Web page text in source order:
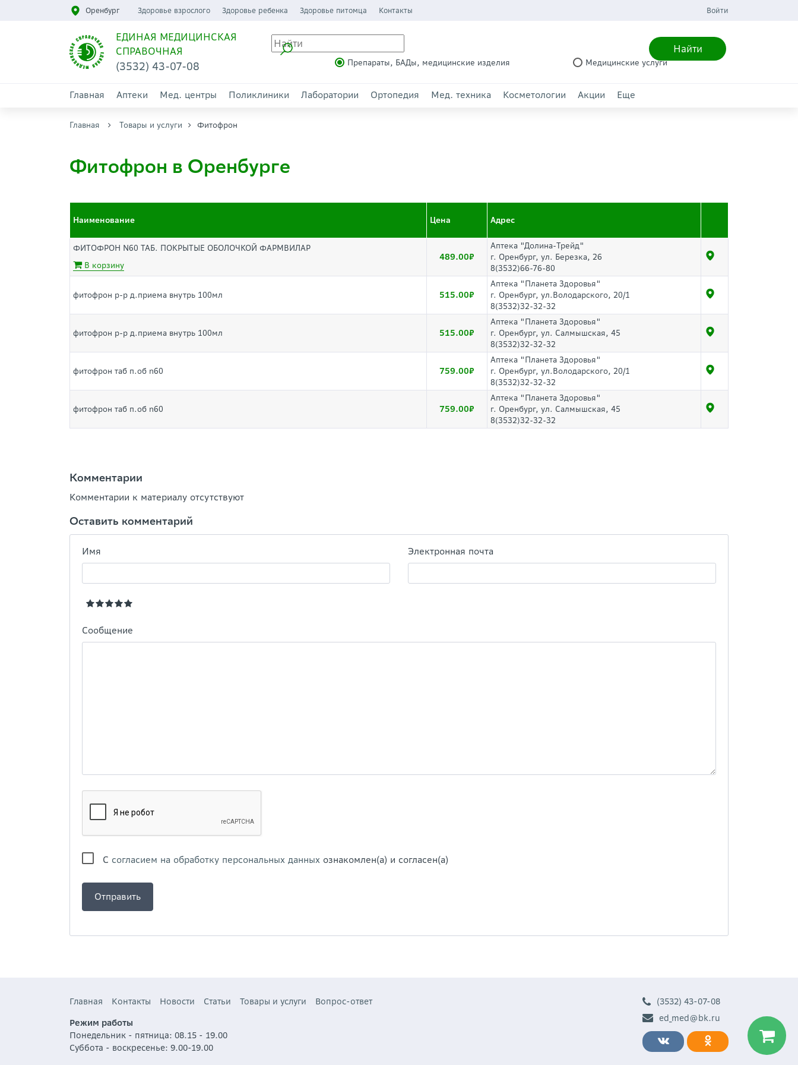
Оренбург Здоровье взрослого Здоровье ребенка Здоровье питомца Контакты Войти
ЕДИНАЯ МЕДИЦИНСКАЯ
СПРАВОЧНАЯ
(3532) 43-07-08
Найти
Препараты, БАДы, медицинские изделия Медицинские услуги
Главная Аптеки Мед. центры Поликлиники Лаборатории Ортопедия Мед. техника Косметологии Акции Еще
Главная Товары и услуги Фитофрон
Фитофрон в Оренбурге
Наименование Цена Адрес
ФИТОФРОН N60 ТАБ. ПОКРЫТЫЕ ОБОЛОЧКОЙ ФАРМВИЛАР
В корзину
489.00
Аптека "Долина-Трейд"
г. Оренбург, ул. Березка, 26
8(3532)66-76-80
фитофрон р-р д.приема внутрь 100мл 515.00
Аптека "Планета Здоровья"
г. Оренбург, ул.Володарского, 20/1
8(3532)32-32-32
фитофрон р-р д.приема внутрь 100мл 515.00
Аптека "Планета Здоровья"
г. Оренбург, ул. Салмышская, 45
8(3532)32-32-32
фитофрон таб п.об n60 759.00
Аптека "Планета Здоровья"
г. Оренбург, ул.Володарского, 20/1
8(3532)32-32-32
фитофрон таб п.об n60 759.00
Аптека "Планета Здоровья"
г. Оренбург, ул. Салмышская, 45
8(3532)32-32-32
Комментарии
Комментарии к материалу отсутствуют
Оставить комментарий
Имя Электронная почта
Сообщение
С согласием на обработку персональных данных ознакомлен(а) и согласен(а)
Главная Контакты Новости Статьи Товары и услуги
Вопрос-ответ
Режим работы
Понедельник - пятница: 08.15 - 19.00
Суббота - воскресенье: 9.00-19.00
(3532) 43-07-08
ed_med@bk.ru